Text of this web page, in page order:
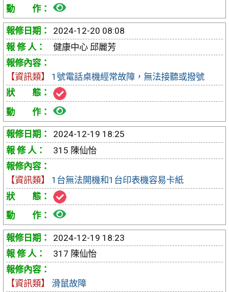
檢
視
報
單
2024-12-20 08:08
健康中心 邱麗芳
【資訊類】 1號電話桌機經常故障，無法接聽或撥號
檢
視
報
單
2024-12-19 18:25
315 陳仙怡
【資訊類】 1台無法開機和1台印表機容易卡紙
檢
視
報
單
2024-12-19 18:23
317 陳仙怡
【資訊類】 滑鼠故障